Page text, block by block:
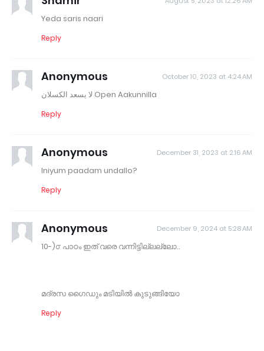
Yeda saris naari
Reply
Anonymous October 10, 2023 at 4:24 AM
لا يسعد الكسلان Open Aakunnilla
Reply
Anonymous December 31, 2023 at 2:16 AM
Iniyum paadam undallo?
Reply
Anonymous December 9, 2024 at 5:28 AM
10-)൦ പാഠം ഇത് വരെ വന്നിട്ടില്ലല്ലോ..
മദ്രസ ഗൈഡും മടിയിൽ കുടുങ്ങിയോ
Reply